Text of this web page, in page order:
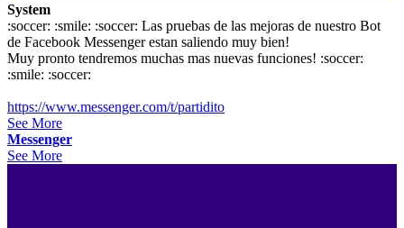
System
:soccer: :smile: :soccer: Las pruebas de las mejoras de nuestro Bot
de Facebook Messenger estan saliendo muy bien!
Muy pronto tendremos muchas mas nuevas funciones! :soccer:
:smile: :soccer:
https://www.messenger.com/t/partidito
See More
Messenger
See More